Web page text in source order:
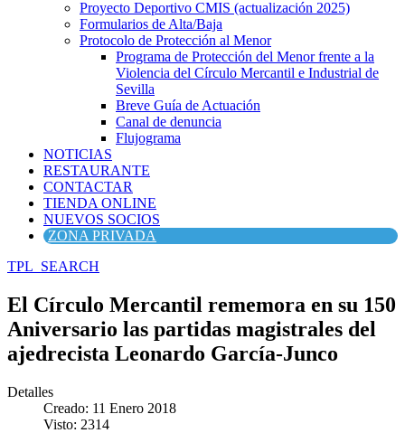
Proyecto Deportivo CMIS (actualización 2025)
Formularios de Alta/Baja
Protocolo de Protección al Menor
Programa de Protección del Menor frente a la
Violencia del Círculo Mercantil e Industrial de
Sevilla
Breve Guía de Actuación
Canal de denuncia
Flujograma
NOTICIAS
RESTAURANTE
CONTACTAR
TIENDA ONLINE
NUEVOS SOCIOS
ZONA PRIVADA
TPL_SEARCH
El Círculo Mercantil rememora en su 150
Aniversario las partidas magistrales del
ajedrecista Leonardo García-Junco
Detalles
Creado: 11 Enero 2018
Visto: 2314